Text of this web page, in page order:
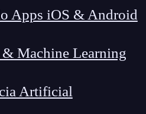
Apps iOS & Android
Machine Learning
Artificial
no